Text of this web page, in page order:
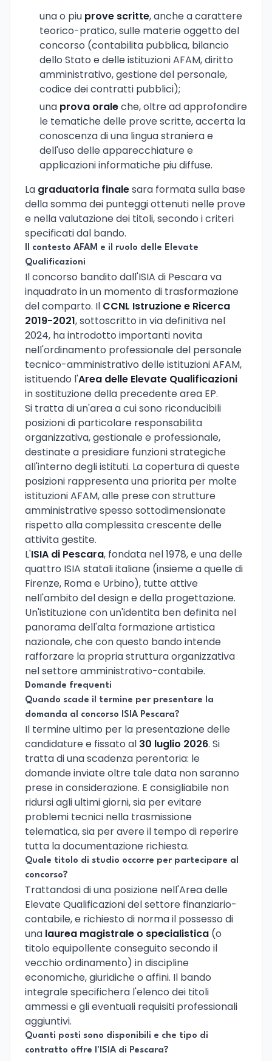
una o piu prove scritte, anche a carattere
teorico-pratico, sulle materie oggetto del
concorso (contabilita pubblica, bilancio
dello Stato e delle istituzioni AFAM, diritto
amministrativo, gestione del personale,
codice dei contratti pubblici);
una prova oraleche, oltre ad approfondire
le tematiche delle prove scritte, accerta la
conoscenza di una lingua straniera e
dell'uso delle apparecchiature e
applicazioni informatiche piu diffuse.
La graduatoria finalesara formata sulla base
della somma dei punteggi ottenuti nelle prove
e nella valutazione dei titoli, secondo i criteri
specificati dal bando.
Il contesto AFAM e il ruolo delle Elevate
Qualificazioni
Il concorso bandito dall'ISIA di Pescara va
inquadrato in un momento di trasformazione
del comparto. Il CCNL Istruzione e Ricerca
2019-2021, sottoscritto in via definitiva nel
2024, ha introdotto importanti novita
nell'ordinamento professionale del personale
tecnico-amministrativo delle istituzioni AFAM,
istituendo l'Area delle Elevate Qualificazioni
in sostituzione della precedente area EP.
Si tratta di un'area a cui sono riconducibili
posizioni di particolare responsabilita
organizzativa, gestionale e professionale,
destinate a presidiare funzioni strategiche
all'interno degli istituti. La copertura di queste
posizioni rappresenta una priorita per molte
istituzioni AFAM, alle prese con strutture
amministrative spesso sottodimensionate
rispetto alla complessita crescente delle
attivita gestite.
L'ISIA di Pescara, fondata nel 1978, e una delle
quattro ISIA statali italiane (insieme a quelle di
Firenze, Roma e Urbino), tutte attive
nell'ambito del design e della progettazione.
Un'istituzione con un'identita ben definita nel
panorama dell'alta formazione artistica
nazionale, che con questo bando intende
rafforzare la propria struttura organizzativa
nel settore amministrativo-contabile.
Domande frequenti
Quando scade il termine per presentare la
domanda al concorso ISIA Pescara?
Il termine ultimo per la presentazione delle
candidature e fissato al 30 luglio 2026. Si
tratta di una scadenza perentoria: le
domande inviate oltre tale data non saranno
prese in considerazione. E consigliabile non
ridursi agli ultimi giorni, sia per evitare
problemi tecnici nella trasmissione
telematica, sia per avere il tempo di reperire
tutta la documentazione richiesta.
Quale titolo di studio occorre per partecipare al
concorso?
Trattandosi di una posizione nell'Area delle
Elevate Qualificazioni del settore finanziario-
contabile, e richiesto di norma il possesso di
una laurea magistrale o specialistica (o
titolo equipollente conseguito secondo il
vecchio ordinamento) in discipline
economiche, giuridiche o affini. Il bando
integrale specifichera l'elenco dei titoli
ammessi e gli eventuali requisiti professionali
aggiuntivi.
Quanti posti sono disponibili e che tipo di
contratto offre l'ISIA di Pescara?